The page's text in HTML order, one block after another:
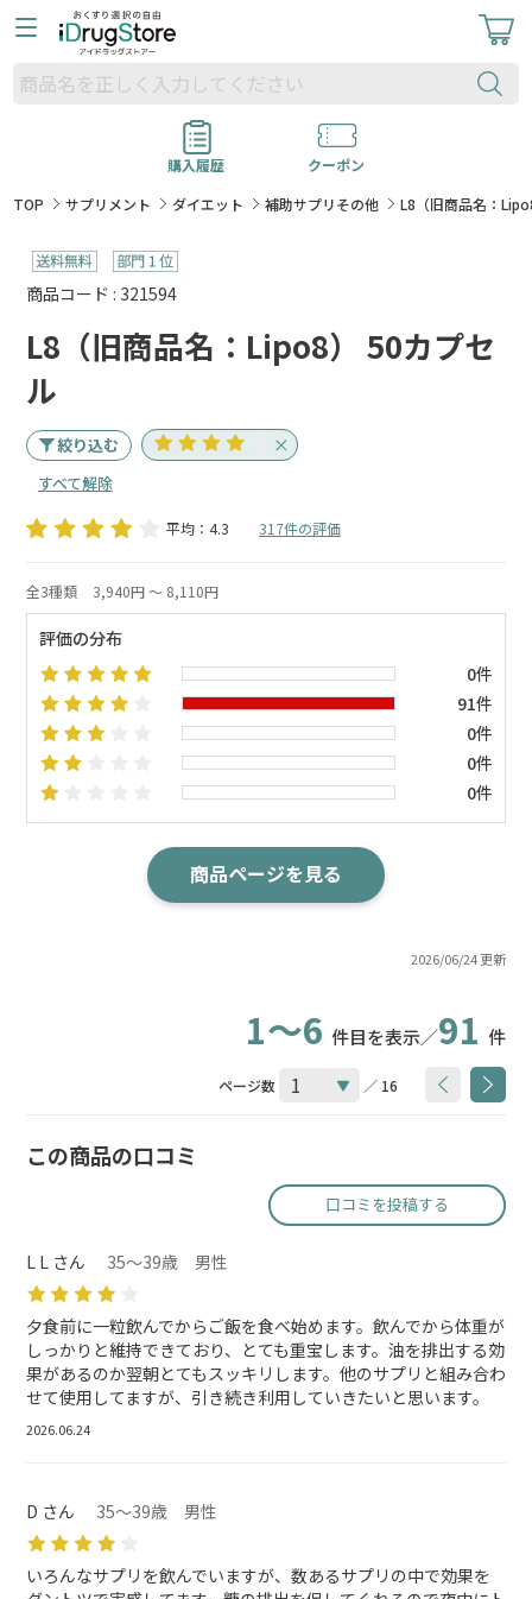
購入履歴
クーポン
TOP
サプリメント ダイエット 補助サプリその他 L8（旧商品名：
商品コード : 321594
L8（旧商品名：Lipo8） 50カプセ
ル
絞り込む
すべて解除
平均：4.3 317件の評価
2026/06/24 更新
全3種類 3,940円 ～ 8,110円
評価の分布
0件
91件
0件
0件
0件
商品ページを見る
1～6 件目を表示／91 件
ページ数 ／ 16
この商品の口コミ
口コミを投稿する
L L さん 35～39歳 男性
夕食前に一粒飲んでからご飯を食べ始めます。飲んでから体重が
しっかりと維持できており、とても重宝します。油を排出する効
果があるのか翌朝とてもスッキリします。他のサプリと組み合わ
せて使用してますが、引き続き利用していきたいと思います。
2026.06.24
D さん 35～39歳 男性
いろんなサプリを飲んでいますが、数あるサプリの中で効果を